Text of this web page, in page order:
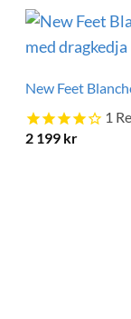
New Feet
1
2 199 kr